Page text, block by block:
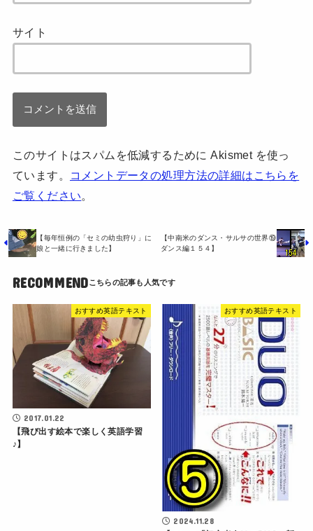
サイト
このサイトはスパムを低減するために Akismet を使っ
ています。
コメントデータの処理方法の詳細はこちらを
ご覧ください。
【毎年恒例の「セミの幼虫狩り」に
娘と一緒に行きました】
【中南米のダンス・サルサの世界⑲
ダンス編１５４】
RECOMMEND
おすすめ英語テキスト
2017.01.22
【飛び出す絵本で楽しく英語学習
♪】
おすすめ英語テキスト
2024.11.28